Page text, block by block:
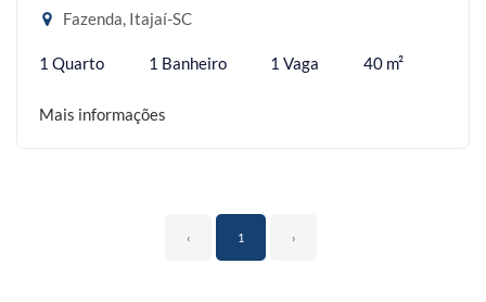
Fazenda, Itajaí-SC
1 Quarto 1 Banheiro 1 Vaga 40 m²
Mais informações
‹ 1 ›